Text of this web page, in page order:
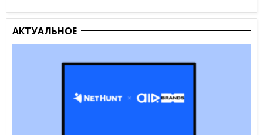
АКТУАЛЬНОЕ